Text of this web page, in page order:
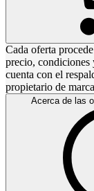
Cada oferta
precio,
cuenta con el
propietario de
Acerca de las